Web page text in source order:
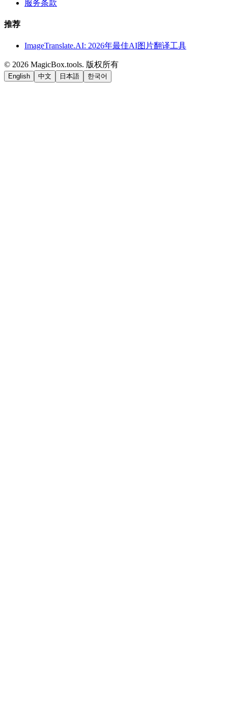
服务条款
推荐
ImageTranslate.AI: 2026年最佳AI图片翻译工具
© 2026 MagicBox.tools. 版权所有
English 中文 日本語 한국어